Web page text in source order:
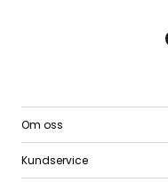
Om oss
Kundservice